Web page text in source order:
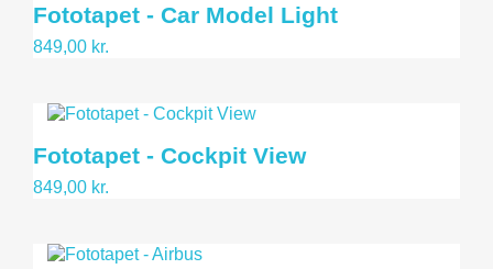
Fototapet - Car Model Light
849,00 kr.
Fototapet - Cockpit View
849,00 kr.